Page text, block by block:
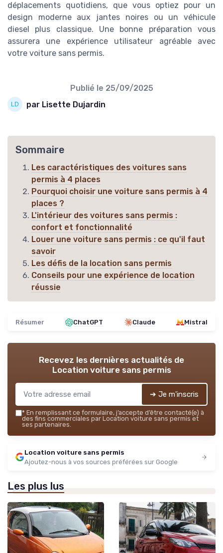
déplacements quotidiens, que vous optiez pour un
design moderne aux jantes noires ou un véhicule
diesel plus classique. Une bonne préparation vous
assurera une expérience utilisateur agréable avec
votre voiture sans permis.
Publié le 25/09/2025
par Lisette Dujardin
Sommaire
Les caractéristiques des voitures sans
permis à 4 places
Pourquoi choisir une voiture sans permis à 4
places ?
L'intérieur des voitures sans permis :
confort et fonctionnalité
Louer une voiture sans permis : ce qu'il faut
savoir
Les défis de la location sans permis
Conseils pour une expérience de location
réussie
Résumer ChatGPT Claude Mistral
Recevez les dernières actualités de
Location voiture sans permis
➔ Je m'inscris
* En remplissant ce formulaire, j’accepte d’être contacté(e) à
des fins commerciales par Location voiture sans permis et
ses partenaires.
Location voiture sans permis
Ajoutez-nous à vos sources préférées sur Google
Les plus lus